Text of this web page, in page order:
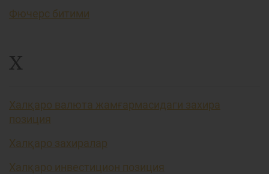
Фючерс битими
Х
Халқаро валюта жамғармасидаги захира
позиция
Халқаро захиралар
Халқаро инвестицион позиция